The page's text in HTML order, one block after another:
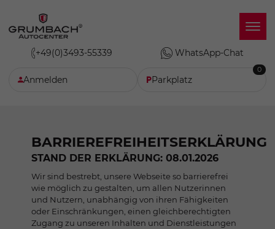
+49(0)3493-55339 WhatsApp-Chat
Anmelden Parkplatz
0
BARRIEREFREIHEITSERKLÄRUNG
STAND DER ERKLÄRUNG: 08.01.2026
Wir sind bestrebt, unsere Webseite so barrierefrei
wie möglich zu gestalten, um allen Nutzerinnen
und Nutzern, unabhängig von ihren Fähigkeiten
oder Einschränkungen, einen gleichberechtigten
Zugang zu unseren Inhalten und Dienstleistungen